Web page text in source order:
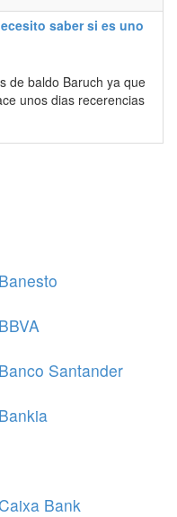
saber si es uno
de baldo Baruch ya que
unos dias recerencias
Santander
Bank